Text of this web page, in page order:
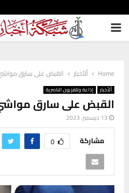
PRIMARY
Home ألأخبار القبض على سارق
ألأخبار إذاعة وتلفزيون الناصرية
القبض على سارق
13 ديسمبر، 2023
مشاركة 0